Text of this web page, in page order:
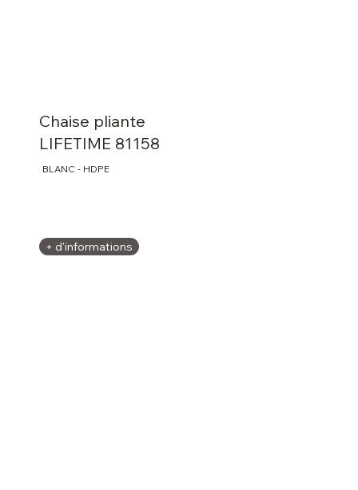
Chaise pliante
LIFETIME 81158
BLANC - HDPE
+ d'informations